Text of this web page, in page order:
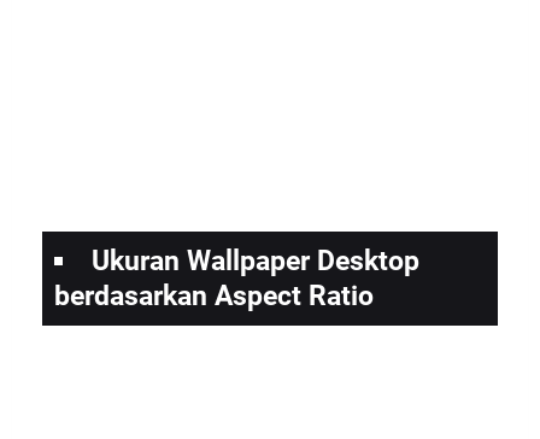
Ukuran Wallpaper Desktop
berdasarkan Aspect Ratio